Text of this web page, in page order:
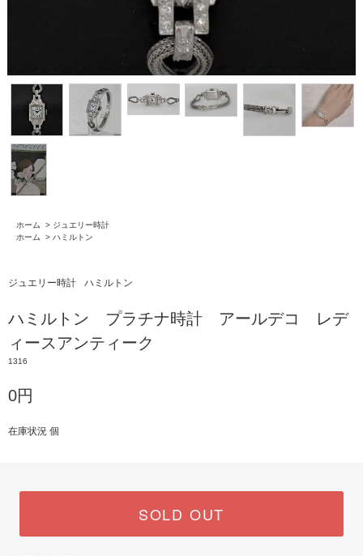
ホーム > ジュエリー時計
ホーム
> ハミルトン
ジュエリー時計 ハミルトン
ハミルトン プラチナ時計 アールデコ レデ
ィースアンティーク
1316
0円
在庫状況 個
SOLD OUT